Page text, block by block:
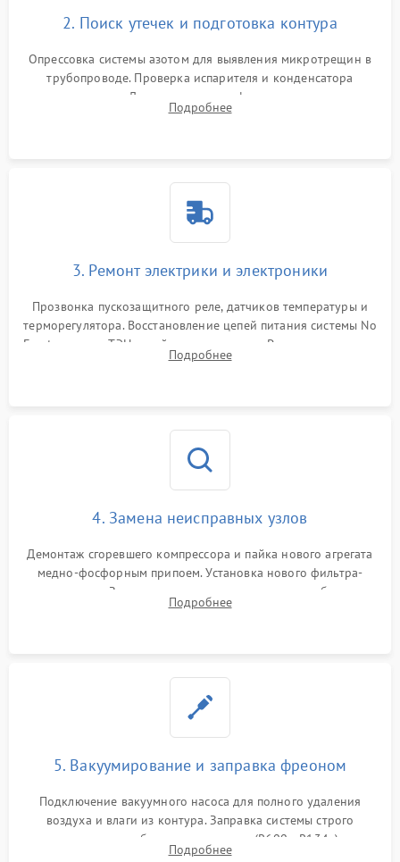
2. Поиск утечек и подготовка контура
Опрессовка системы азотом для выявления микротрещин в
трубопроводе. Проверка испарителя и конденсатора
течеискателем. Демонтаж старого фильтра-осушителя и
продувка капиллярной трубки для устранения засоров.
Подробнее
3. Ремонт электрики и электроники
Прозвонка пускозащитного реле, датчиков температуры и
терморегулятора. Восстановление цепей питания системы No
Frost, включая ТЭН оттайки и вентилятор. Ремонт или замена
платы управления при сбоях алгоритмов.
Подробнее
4. Замена неисправных узлов
Демонтаж сгоревшего компрессора и пайка нового агрегата
медно-фосфорным припоем. Установка нового фильтра-
осушителя. Замена изношенных вентиляторов обдува,
сломанных заслонок или поврежденных дверных петель.
Подробнее
5. Вакуумирование и заправка фреоном
Подключение вакуумного насоса для полного удаления
воздуха и влаги из контура. Заправка системы строго
дозированным объемом хладагента (R600a, R134a) по
электронным весам. Контроль рабочего давления в системе.
Подробнее